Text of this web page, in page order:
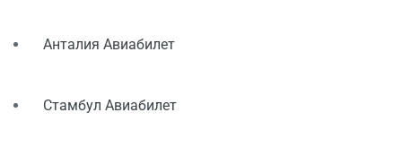
Анталия Авиабилет
Стамбул Авиабилет